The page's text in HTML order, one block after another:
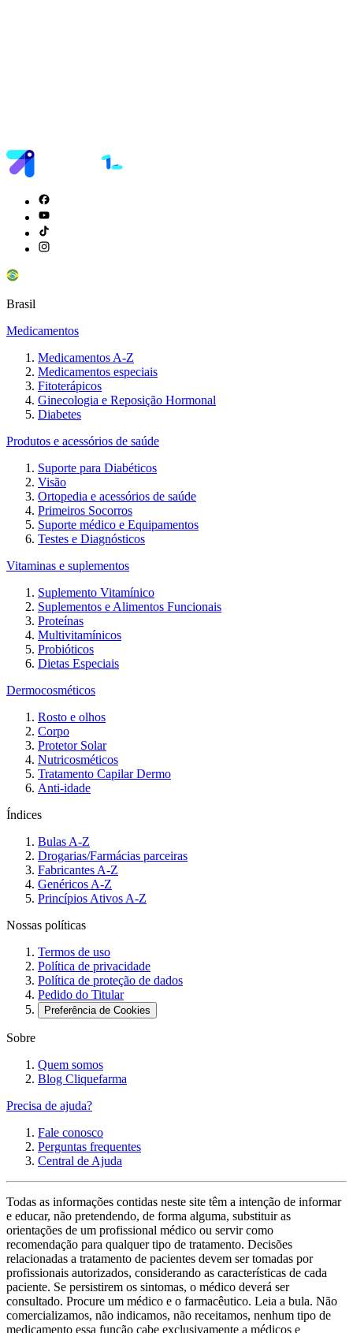
Brasil
Medicamentos
Medicamentos A-Z
Medicamentos especiais
Fitoterápicos
Ginecologia e Reposição Hormonal
Diabetes
Produtos e acessórios de saúde
Suporte para Diabéticos
Visão
Ortopedia e acessórios de saúde
Primeiros Socorros
Suporte médico e Equipamentos
Testes e Diagnósticos
Vitaminas e suplementos
Suplemento Vitamínico
Suplementos e Alimentos Funcionais
Proteínas
Multivitamínicos
Probióticos
Dietas Especiais
Dermocosméticos
Rosto e olhos
Corpo
Protetor Solar
Nutricosméticos
Tratamento Capilar Dermo
Anti-idade
Índices
Bulas A-Z
Drogarias/Farmácias parceiras
Fabricantes A-Z
Genéricos A-Z
Princípios Ativos A-Z
Nossas políticas
Termos de uso
Política de privacidade
Política de proteção de dados
Pedido do Titular
Preferência de Cookies
Sobre
Quem somos
Blog Cliquefarma
Precisa de ajuda?
Fale conosco
Perguntas frequentes
Central de Ajuda
Todas as informações contidas neste site têm a intenção de informar
e educar, não pretendendo, de forma alguma, substituir as
orientações de um profissional médico ou servir como
recomendação para qualquer tipo de tratamento. Decisões
relacionadas a tratamento de pacientes devem ser tomadas por
profissionais autorizados, considerando as características de cada
paciente. Se persistirem os sintomas, o médico deverá ser
consultado. Procure um médico e o farmacêutico. Leia a bula. Não
comercializamos, não indicamos, não receitamos, nenhum tipo de
medicamento essa função cabe exclusivamente a médicos e